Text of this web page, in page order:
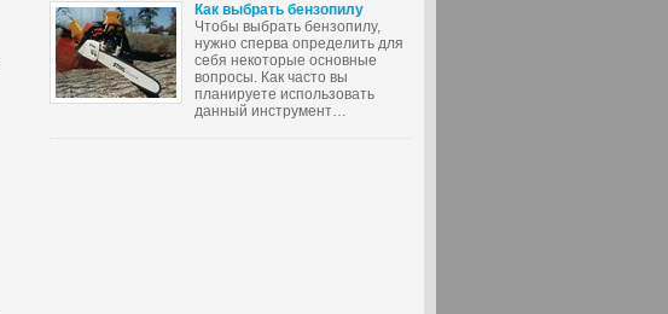
Как выбрать бензопилу
Чтобы выбрать бензопилу,
нужно сперва определить для
себя некоторые основные
вопросы. Как часто вы
планируете использовать
данный инструмент…